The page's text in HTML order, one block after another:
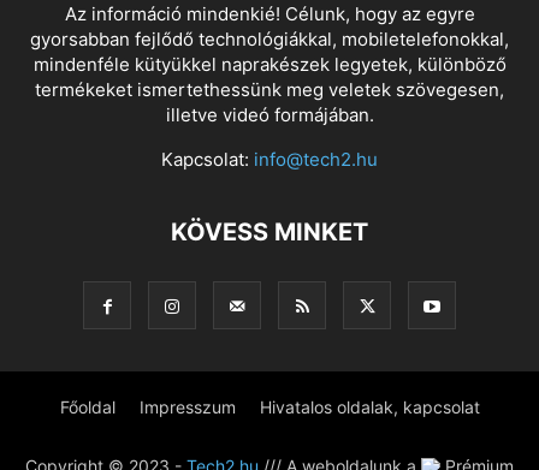
Az információ mindenkié! Célunk, hogy az egyre
gyorsabban fejlődő technológiákkal, mobiletelefonokkal,
mindenféle kütyükkel naprakészek legyetek, különböző
termékeket ismertethessünk meg veletek szövegesen,
illetve videó formájában.
Kapcsolat: info@tech2.hu
KÖVESS MINKET
Főoldal Impresszum Hivatalos oldalak, kapcsolat